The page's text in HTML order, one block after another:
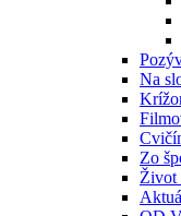
Na
Zo
Život